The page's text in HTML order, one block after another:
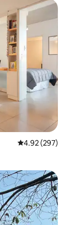
5 पैकी 4.92
4.92 (297)